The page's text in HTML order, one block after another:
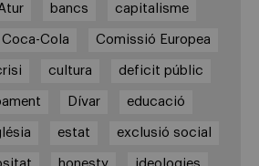
bancs capitalisme
Coca-Cola Comissió Europea
cultura deficit públic
Dívar educació
estat exclusió social